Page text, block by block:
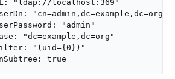
"ldap://localhost:369"
"cn=admin,dc=example,dc=org"
"admin"
"dc=example,dc=org"
"(uid={0})"
true